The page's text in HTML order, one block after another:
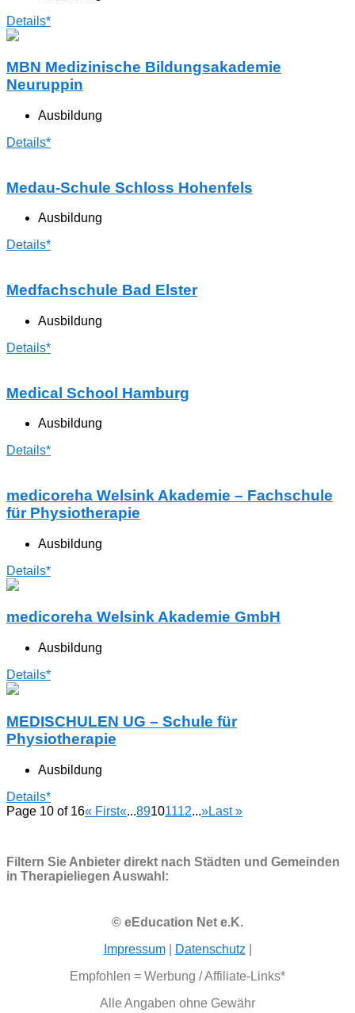
Details*
MBN Medizinische Bildungsakademie
Neuruppin
Ausbildung
Details*
Medau-Schule Schloss Hohenfels
Ausbildung
Details*
Medfachschule Bad Elster
Ausbildung
Details*
Medical School Hamburg
Ausbildung
Details*
medicoreha Welsink Akademie – Fachschule
für Physiotherapie
Ausbildung
Details*
medicoreha Welsink Akademie GmbH
Ausbildung
Details*
MEDISCHULEN UG – Schule für
Physiotherapie
Ausbildung
Details*
Page 10 of 16« First«...89101112...»Last »
Filtern Sie Anbieter direkt nach Städten und Gemeinden
in Therapieliegen Auswahl:
© eEducation Net e.K.
Impressum| Datenschutz
Empfohlen = Werbung / Affiliate-Links*
Alle Angaben ohne Gewähr